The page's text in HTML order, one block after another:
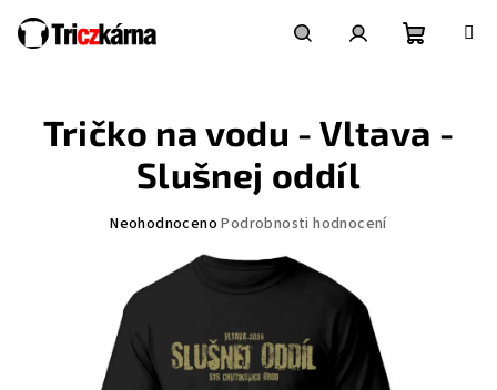
obsah
košík
Tričko na vodu - Vltava -
Slušnej oddíl
Průměrné
produktu
0,0
z
5
hvězdiček.
Neohodnoceno Podrobnosti hodnocení